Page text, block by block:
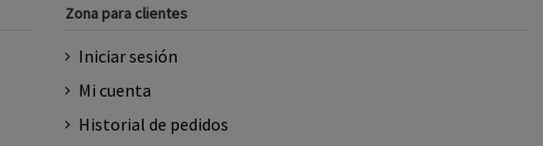
Zona para clientes
Iniciar sesión
Mi cuenta
Historial de pedidos